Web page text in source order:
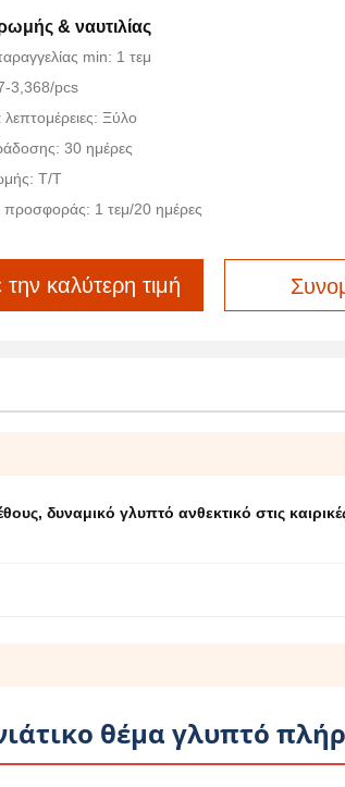
& ναυτιλίας
min: 1 τεμ
3,368/pcs
Ξύλο
30 ημέρες
T/T
προσφοράς: 1 τεμ/20 ημέρες
καλύτερη τιμή
, δυναμικό γλυπτό ανθεκτικό στις
θέμα γλυπτό